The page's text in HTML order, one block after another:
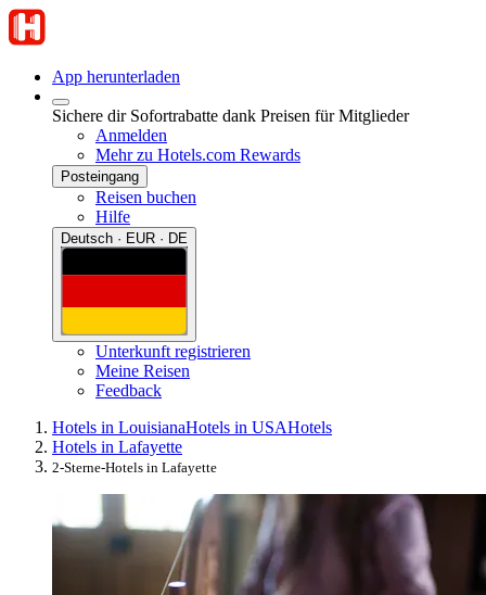
App herunterladen
Sichere dir Sofortrabatte dank Preisen für Mitglieder
Anmelden
Mehr zu Hotels.com Rewards
Posteingang
Reisen buchen
Hilfe
Deutsch · EUR · DE
Unterkunft registrieren
Meine Reisen
Feedback
Hotels in LouisianaHotels in USAHotels
Hotels in Lafayette
2-Sterne-Hotels in Lafayette